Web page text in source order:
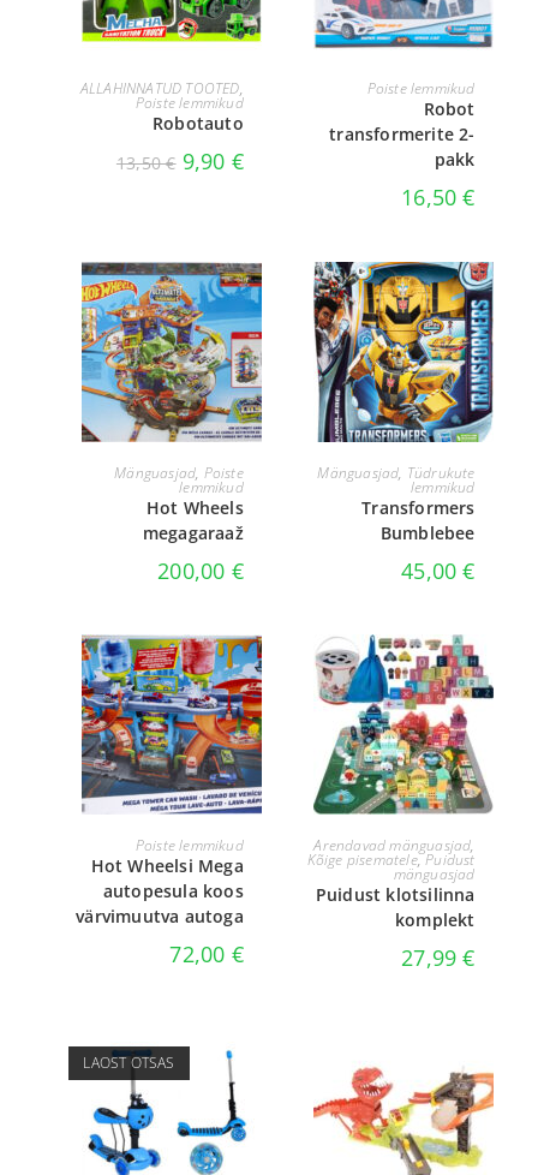
LISA KORVI
ALLAHINNATUD TOOTED,
Poiste lemmikud
Robotauto
13,50€ 9,90 €
LISA KORVI
Poiste lemmikud
Robot
transformerite 2-
pakk
16,50€
LISA KORVI
Mänguasjad, Poiste
lemmikud
Hot Wheels
megagaraaž
200,00 €
LISA KORVI
Mänguasjad, Tüdrukute
lemmikud
Transformers
Bumblebee
45,00€
LISA KORVI
Poiste lemmikud
Hot Wheelsi Mega
autopesula koos
värvimuutva autoga
72,00 €
LISA KORVI
Arendavad mänguasjad,
Kõige pisematele,Puidust
mänguasjad
Puidust klotsilinna
komplekt
27,99€
LAOST OTSAS